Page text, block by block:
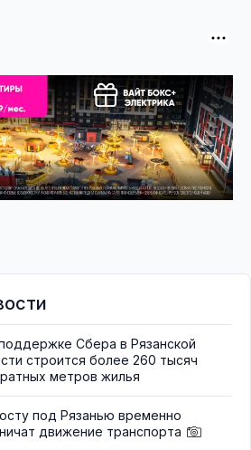
Сбера в Рязанской
строится более 260 тысяч
метров жилья
под Рязанью временно
движение транспорта